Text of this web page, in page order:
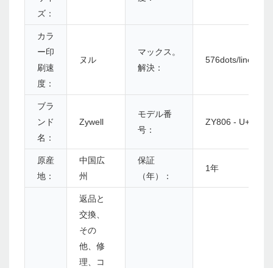
ズ：
カラ
ー印
刷速
度：
ヌル
マックス。
解決：
576dots/lineまた
ブラ
ンド
名：
Zywell
モデル番
号：
ZY806 - U+S+L
原産
地：
中国広
州
保証
（年）：
1年
返品と
交換、
その
他、修
理、コ